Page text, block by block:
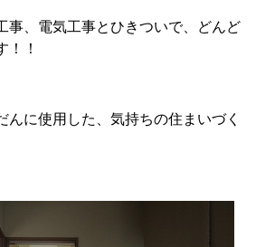
事、電気工事とひきついで、どんど
！！
んに使用した、気持ちの住まいづく